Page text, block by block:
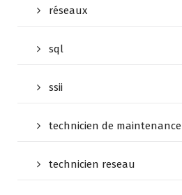
réseaux
sql
ssii
technicien de maintenance
technicien reseau